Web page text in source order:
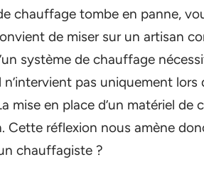
chauffage tombe en panne,
de miser sur un artisan
système de chauffage
pas uniquement
mise en place d’un matériel
Cette réflexion nous amène
chauffagiste ?